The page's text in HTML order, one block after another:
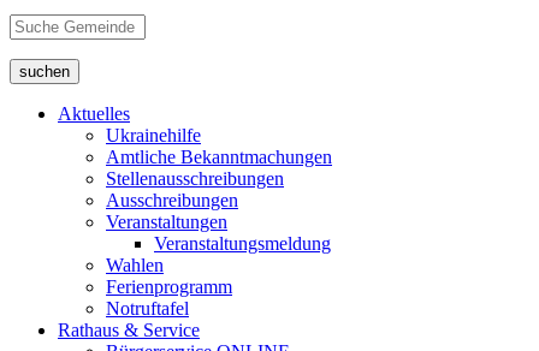
suchen
Aktuelles
Ukrainehilfe
Amtliche Bekanntmachungen
Stellenausschreibungen
Ausschreibungen
Veranstaltungen
Veranstaltungsmeldung
Wahlen
Ferienprogramm
Notruftafel
Rathaus & Service